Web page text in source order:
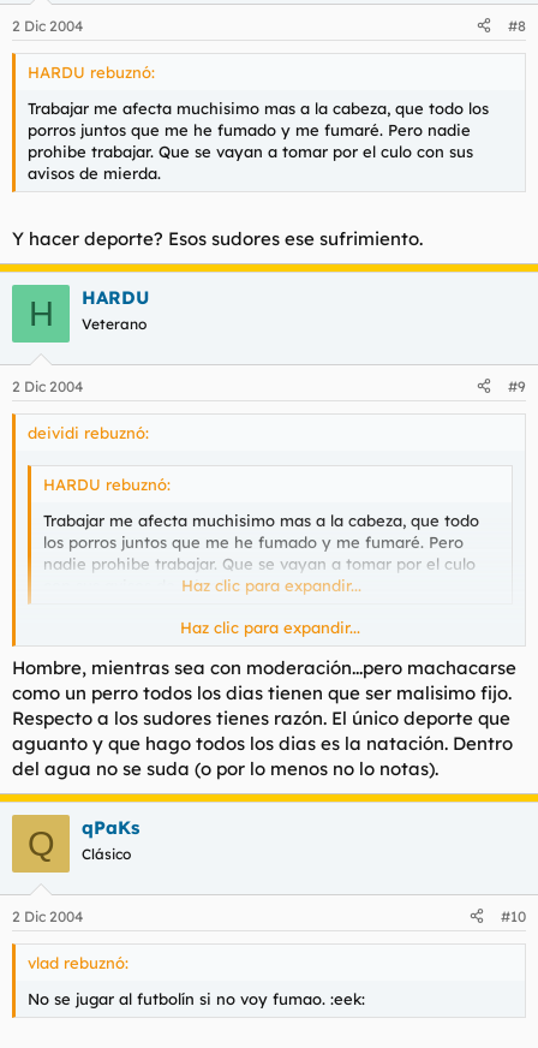
2 Dic 2004 #8
HARDU rebuznó:
Trabajar me afecta muchisimo mas a la cabeza, que todo los
porros juntos que me he fumado y me fumaré. Pero nadie
prohibe trabajar. Que se vayan a tomar por el culo con sus
avisos de mierda.
Y hacer deporte? Esos sudores ese sufrimiento.
H HARDU
Veterano
2 Dic 2004 #9
deividi rebuznó:
HARDU rebuznó:
Trabajar me afecta muchisimo mas a la cabeza, que todo
los porros juntos que me he fumado y me fumaré. Pero
nadie prohibe trabajar. Que se vayan a tomar por el culo
con sus avisos de mierda.Haz clic para expandir...
Y hacer deporte? Esos sudores ese sufrimiento.
Haz clic para expandir...
Hombre, mientras sea con moderación...pero machacarse
como un perro todos los dias tienen que ser malisimo fijo.
Respecto a los sudores tienes razón. El único deporte que
aguanto y que hago todos los dias es la natación. Dentro
del agua no se suda (o por lo menos no lo notas).
Q qPaKs
Clásico
2 Dic 2004 #10
vlad rebuznó:
No se jugar al futbolín si no voy fumao. :eek: